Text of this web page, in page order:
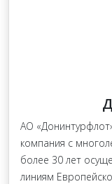
АО
компания с
более 30 лет
линиям